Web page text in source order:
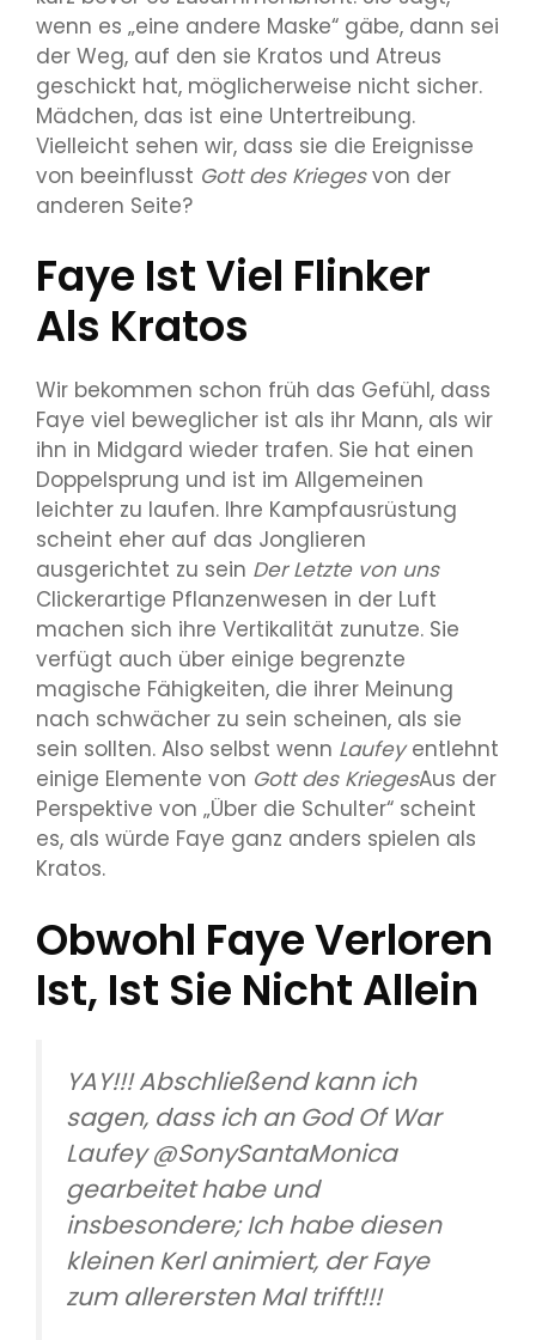
wenn es „eine andere Maske“ gäbe, dann sei
der Weg, auf den sie Kratos und Atreus
geschickt hat, möglicherweise nicht sicher.
Mädchen, das ist eine Untertreibung.
Vielleicht sehen wir, dass sie die Ereignisse
von beeinflusst Gott des Krieges von der
anderen Seite?
Faye Ist Viel Flinker
Als Kratos
Wir bekommen schon früh das Gefühl, dass
Faye viel beweglicher ist als ihr Mann, als wir
ihn in Midgard wieder trafen. Sie hat einen
Doppelsprung und ist im Allgemeinen
leichter zu laufen. Ihre Kampfausrüstung
scheint eher auf das Jonglieren
ausgerichtet zu sein Der Letzte von uns
Clickerartige Pflanzenwesen in der Luft
machen sich ihre Vertikalität zunutze. Sie
verfügt auch über einige begrenzte
magische Fähigkeiten, die ihrer Meinung
nach schwächer zu sein scheinen, als sie
sein sollten. Also selbst wenn Laufeyentlehnt
einige Elemente von Gott des KriegesAus der
Perspektive von „Über die Schulter“ scheint
es, als würde Faye ganz anders spielen als
Kratos.
Obwohl Faye Verloren
Ist, Ist Sie Nicht Allein
YAY!!! Abschließend kann ich
sagen, dass ich an God Of War
Laufey @SonySantaMonica
gearbeitet habe und
insbesondere; Ich habe diesen
kleinen Kerl animiert, der Faye
zum allerersten Mal trifft!!!